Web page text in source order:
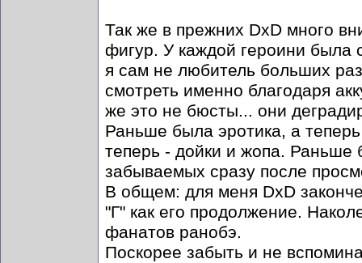
Так же в прежних DxD много
фигур. У каждой героини была
я сам не любитель больших
смотреть именно благодаря
же это не бюсты... они
Раньше была эротика, а
теперь - дойки и жопа. Раньше
забываемых сразу после
В общем: для меня DxD
"Г" как его продолжение.
фанатов ранобэ.
Поскорее забыть и не